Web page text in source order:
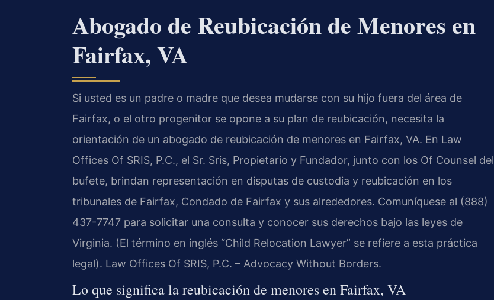
Abogado de Reubicación de Menores en
Fairfax, VA
Si usted es un padre o madre que desea mudarse con su hijo fuera del área de
Fairfax, o el otro progenitor se opone a su plan de reubicación, necesita la
orientación de un abogado de reubicación de menores en Fairfax, VA. En Law
Offices Of SRIS, P.C., el Sr. Sris, Propietario y Fundador, junto con los Of Counsel del
bufete, brindan representación en disputas de custodia y reubicación en los
tribunales de Fairfax, Condado de Fairfax y sus alrededores. Comuníquese al (888)
437-7747 para solicitar una consulta y conocer sus derechos bajo las leyes de
Virginia. (El término en inglés “Child Relocation Lawyer” se refiere a esta práctica
legal). Law Offices Of SRIS, P.C. – Advocacy Without Borders.
Lo que significa la reubicación de menores en Fairfax, VA